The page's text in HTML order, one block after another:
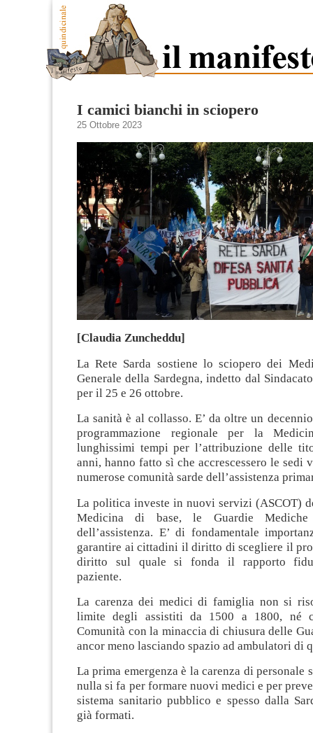
I camici bianchi in sciopero
25 Ottobre 2023
[Claudia Zuncheddu]
La Rete Sarda sostiene lo sciopero dei
Generale della Sardegna, indetto dal
per il 25 e 26 ottobre.
La sanità è al collasso. E’ da oltre un
programmazione regionale per la
lunghissimi tempi per l’attribuzione delle
anni, hanno fatto sì che accrescessero le sedi
numerose comunità sarde dell’assistenza
La politica investe in nuovi servizi (ASCOT)
Medicina di base, le Guardie
dell’assistenza. E’ di fondamentale
garantire ai cittadini il diritto di scegliere il
diritto sul quale si fonda il rapporto
paziente.
La carenza dei medici di famiglia non si
limite degli assistiti da 1500 a 1800, né
Comunità con la minaccia di chiusura delle
ancor meno lasciando spazio ad ambulatori di
La prima emergenza è la carenza di personale
nulla si fa per formare nuovi medici e per
sistema sanitario pubblico e spesso dalla
già formati.